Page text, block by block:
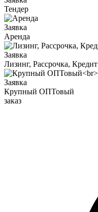
Тендер
Заявка
Аренда
Заявка
Лизинг, Рассрочка, Кредит
Заявка
Крупный ОПТовый
заказ